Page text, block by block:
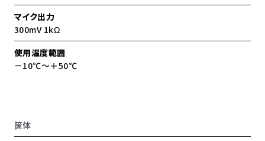
マイク出力
300mV 1kΩ
使用温度範囲
－10℃〜＋50℃
筐体